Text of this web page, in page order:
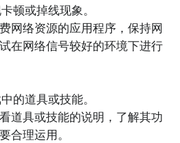
立即下载
十天即将进行测试的游戏，有
阶段介绍，玩家们可以在这里
公测时间信息!
顿或掉线现象。
网络资源的应用程序，保持网
在网络信号较好的环境下进行
的道具或技能。
道具或技能的说明，了解其功
合理运用。